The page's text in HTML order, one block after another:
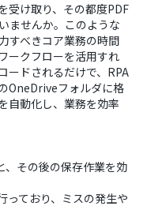
受け取り、その都度PDF
ませんか。このような
すべきコア業務の時間
ークフローを活用すれ
ードされるだけで、RPA
OneDriveフォルダに格
自動化し、業務を効率
、その後の保存作業を効
っており、ミスの発生や